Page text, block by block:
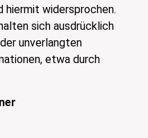
hiermit widersprochen.
sich ausdrücklich
unverlangten
etwa durch